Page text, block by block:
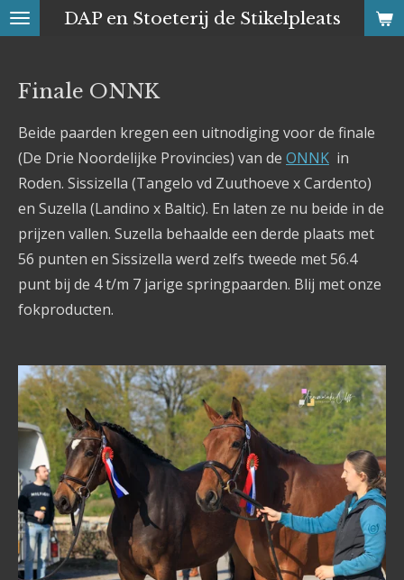
Ga
de
DAP en Stoeterij de Stikelpleats
Finale ONNK
Beide paarden kregen een uitnodiging voor de finale
(De Drie Noordelijke Provincies) van de ONNK in
Roden. Sissizella (Tangelo vd Zuuthoeve x Cardento)
en Suzella (Landino x Baltic). En laten ze nu beide in de
prijzen vallen. Suzella behaalde een derde plaats met
56 punten en Sissizella werd zelfs tweede met 56.4
punt bij de 4 t/m 7 jarige springpaarden. Blij met onze
fokproducten.